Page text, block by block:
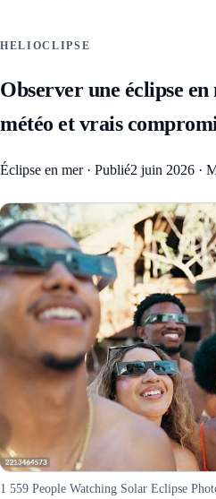
HELIOCLIPSE
Observer une éclipse
météo et vrais
Éclipse en mer· Publié2 juin 2026 ·
1 559 People Watching Solar Eclipse